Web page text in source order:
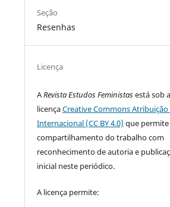
Seção
Resenhas
Licença
ARevista Estudos Feministasestá sob a
licençaCreative Commons Atribuição
Internacional (CC BY 4.0) que
compartilhamento do trabalho com
reconhecimento de autoria e
inicial neste periódico.
A licença permite: